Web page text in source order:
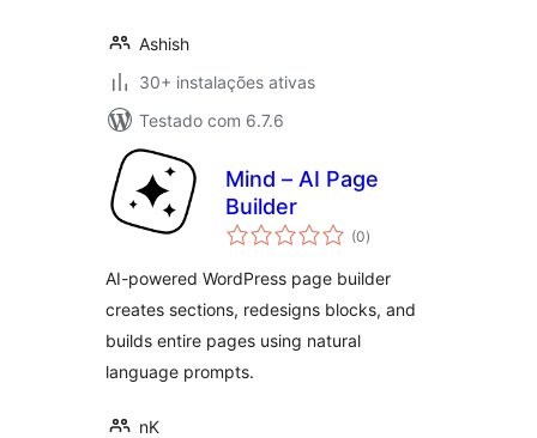
Ashish
30+ instalações ativas
Testado com 6.7.6
Mind – AI Page
Builder
(0avaliações
totais
)
AI-powered WordPress page builder
creates sections, redesigns blocks, and
builds entire pages using natural
language prompts.
nK